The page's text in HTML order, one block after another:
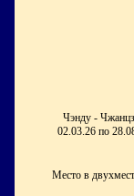
Чэнду -
02.03.26 по
Место в